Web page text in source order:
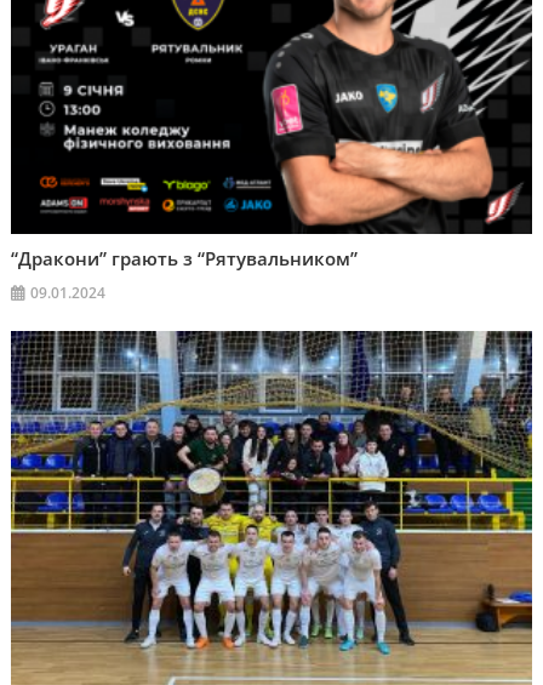
“Дракони” грають з “Рятувальником”
09.01.2024